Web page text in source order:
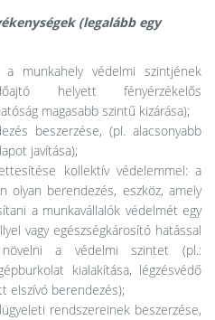
(legalább egy
a munkahely védelmi szintjének
helyett fényérzékelős
magasabb szintű kizárása);
beszerzése, (pl. alacsonyabb
javítása);
kollektív védelemmel: a
olyan berendezés, eszköz, amely
a munkavállalók védelmét egy
vagy egészségkárosító hatással
a védelmi szintet (pl.:
kialakítása, légzésvédő
elszívó berendezés);
rendszereinek beszerzése,